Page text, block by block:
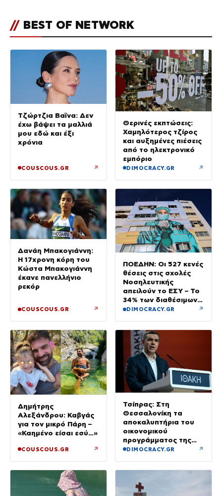
// BEST OF NETWORK
Τζώρτζια Βαϊνα: Δεν
έχω βάψει τα μαλλιά
μου εδώ και έξι
χρόνια
COUSCOUS.GR ↗
Θερινές εκπτώσεις:
Χαμηλότερος τζίρος
και αυξημένες πιέσεις
από το ηλεκτρονικό
εμπόριο
DIMOCRACY.GR ↗
Δανάη Μπακογιάννη:
Η 17χρονη κόρη του
Κώστα Μπακογιάννη
έκανε πανελλήνιο
ρεκόρ
COUSCOUS.GR ↗
ΠΟΕΔΗΝ: Οι 527 κενές
θέσεις στις σχολές
Νοσηλευτικής
απειλούν το ΕΣΥ – Το
34% των διαθέσιμων
δεν καλύφθηκε
DIMOCRACY.GR ↗
Δημήτρης
Αλεξάνδρου: Καβγάς
για τον μικρό Πάρη –
«Καημένο είσαι εσύ…»
COUSCOUS.GR ↗
Τσίπρας: Στη
Θεσσαλονίκη τα
αποκαλυπτήρια του
οικονομικού
προγράμματος της
ΕΛ.Α.Σ.
DIMOCRACY.GR ↗